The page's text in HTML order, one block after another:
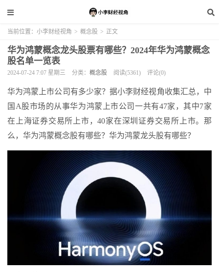
当前位置： 小李财经视角 > 概念股 > 正文
华为鸿蒙概念龙头股票有哪些？2024年华为鸿蒙概念
股名单一览表
2024-07-24 7:07 星期三 分类： 概念股 阅读(5361) 评论(0)
华为鸿蒙上市公司有多少家？据小李财经视角收集汇总，中
国A股市场的从事华为鸿蒙上市公司一共有47家，其中7家
在上海证券交易所上市，40家在深圳证券交易所上市。那
么，华为鸿蒙概念股有哪些？华为鸿蒙龙头股有哪些？